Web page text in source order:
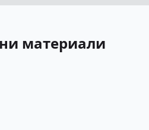
материали